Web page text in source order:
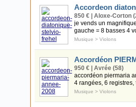
Accordeon
850 € | Aloxe-Corton
je vends un
gauche = 8 basses 4
Musique > Violons
Accordéon
950 € | Avrée (58)
accordéon piermaria
4 rangées, 6 registres,
Musique > Violons